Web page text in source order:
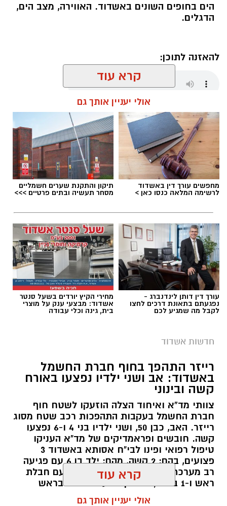
הים בחופים השונים באשדוד. האווירה, מצב הים,
הדגלים.
להאזנה לתוכן:
מנהל האתר / 06:00 08.08.26
תגים:דגלים בחופי אשדוד
צילום גיא אוחיון
מה בחופיםהמוכרזים באשדוד
חוף מי עמי(ספורט) – קט סל, פינג פונג, מתקני
כושר. פארק שעשועים לילדים. פודטראק -דגל
אדום
קרא עוד
אולי יעניין אותך גם
מחפשים עורך דין באשדוד
לרשימה המלאה כנסו כאן >
תיקון והתקנת שערים חשמליים
מסחר תעשיה ובתים פרטיים >>>
עורך דין דותן לינדנברג -
נפגעתם בתאונת דרכים לחצו
לקבל מה שמגיע לכם
מחירי הקיץ יורדים בשעל סנטר
אשדוד: מבצעי ענק על מוצרי
בית, גינה וכלי עבודה
חדשות אשדוד
רייזר התהפך בחוף חברת החשמל
באשדוד: אב ושני ילדיו נפצעו באורח
קשה ובינוני
צוותי מד”א ואיחוד הצלה הוזעקו לשטח חוף
חברת החשמל בעקבות התהפכות רכב שטח מסוג
רייזר. האב, כבן 50, ושני ילדיו בני 4 ו-6 נפצעו
קשה. חובשים ופראמדיקים של מד"א העניקו
טיפול רפואי ופינו לבי"ח אסותא באשדוד 3
פצועים, בהם: 2 קשה, מהם: ילד בן 6 עם פגיעה
רב מערכתית מחוסר הכרה וילד בן 4 עם חבלת
ראש ו-1 בינוני, גבר בן 36 עם חבלות בראש
קרא עוד
אולי יעניין אותך גם